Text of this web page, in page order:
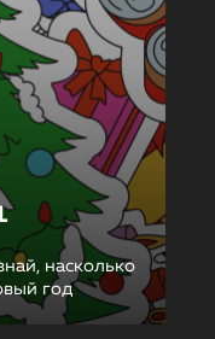
насколько
год